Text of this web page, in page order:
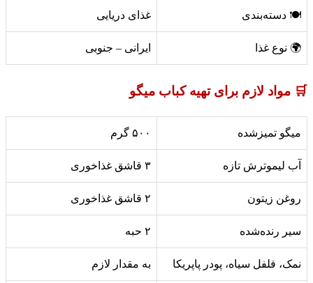
🍽️ دسته‌بندی غذای دریایی
🌍 نوع غذا ایرانی – جنوبی
🛒 مواد لازم برای تهیه کباب میگو
میگو تمیزشده ۵۰۰ گرم
آب لیموترش تازه ۳ قاشق غذاخوری
روغن زیتون ۲ قاشق غذاخوری
سیر رنده‌شده ۲ حبه
نمک، فلفل سیاه، پودر پاپریکا به مقدار لازم